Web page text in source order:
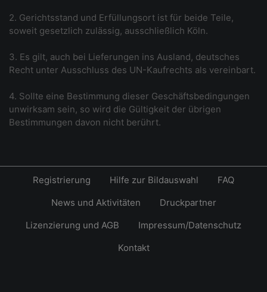
2. Gerichtsstand und Erfüllungsort ist für beide Teile,
soweit gesetzlich zulässig, ausschließlich Köln.
3. Es gilt, auch bei Lieferungen ins Ausland, deutsches
Recht unter Ausschluss des UN-Kaufrechts als vereinbart.
4. Sollte eine Bestimmung dieser Geschäftsbedingungen
unwirksam sein, so wird die Gültigkeit der übrigen
Bestimmungen davon nicht berührt.
Registrierung Hilfe zur Bildauswahl
FAQ
News und Aktivitäten
Druckpartner
Lizenzierung und AGB
Impressum/Datenschutz
Kontakt